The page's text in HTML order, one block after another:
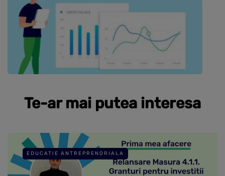
Te-ar mai putea interesa
EDUCATIE ANTREPRENORIALA